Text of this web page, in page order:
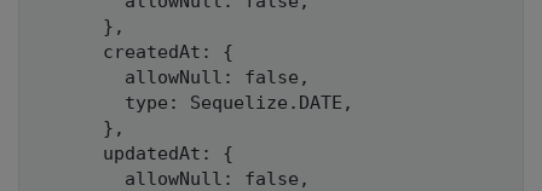
      },
      createdAt: {
        allowNull: false,
        type: Sequelize.DATE,
      },
      updatedAt: {
        allowNull: false,